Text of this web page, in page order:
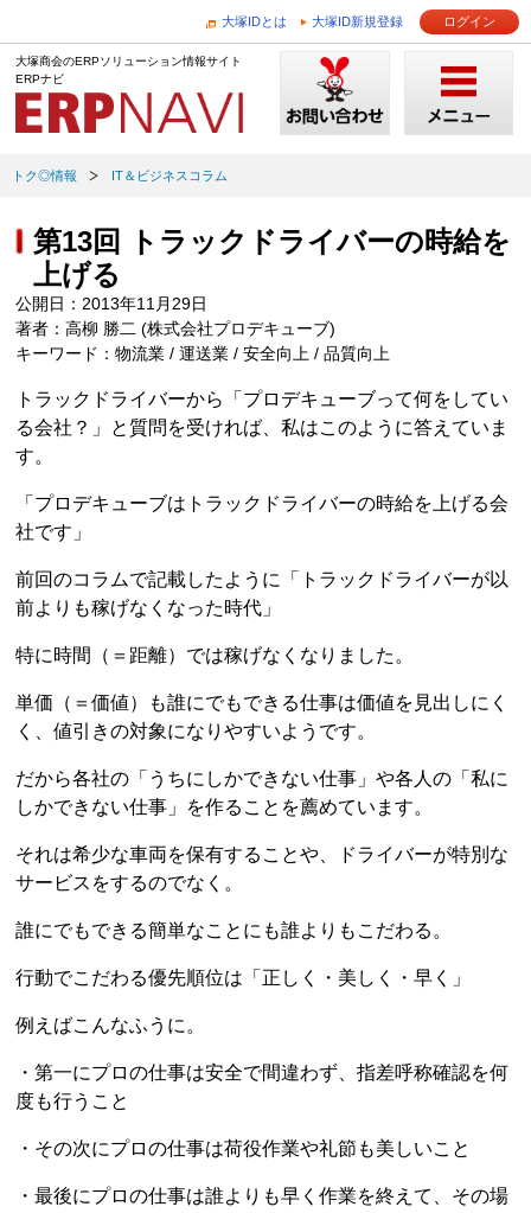
大塚IDとは 大塚ID新規登録 ログイン
大塚商会のERPソリューション情報サイト
ERPナビ
トク◎情報 IT＆ビジネスコラム
第13回 トラックドライバーの時給を
上げる
公開日：2013年11月29日
著者：高柳 勝二 (株式会社プロデキューブ)
キーワード：物流業 / 運送業 / 安全向上 / 品質向上
トラックドライバーから「プロデキューブって何をしてい
る会社？」と質問を受ければ、私はこのように答えていま
す。
「プロデキューブはトラックドライバーの時給を上げる会
社です」
前回のコラムで記載したように「トラックドライバーが以
前よりも稼げなくなった時代」
特に時間（＝距離）では稼げなくなりました。
単価（＝価値）も誰にでもできる仕事は価値を見出しにく
く、値引きの対象になりやすいようです。
だから各社の「うちにしかできない仕事」や各人の「私に
しかできない仕事」を作ることを薦めています。
それは希少な車両を保有することや、ドライバーが特別な
サービスをするのでなく。
誰にでもできる簡単なことにも誰よりもこだわる。
行動でこだわる優先順位は「正しく・美しく・早く」
例えばこんなふうに。
・第一にプロの仕事は安全で間違わず、指差呼称確認を何
度も行うこと
・その次にプロの仕事は荷役作業や礼節も美しいこと
・最後にプロの仕事は誰よりも早く作業を終えて、その場